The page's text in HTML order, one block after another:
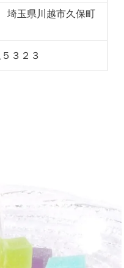
埼玉県川越市久保町
３２３